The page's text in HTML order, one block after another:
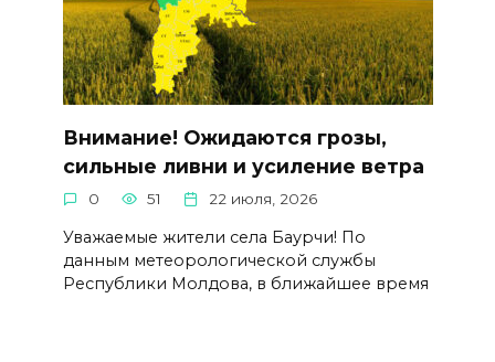
Внимание! Ожидаются грозы,
сильные ливни и усиление ветра
0 51 22 июля, 2026
Уважаемые жители села Баурчи! По
данным метеорологической службы
Республики Молдова, в ближайшее время